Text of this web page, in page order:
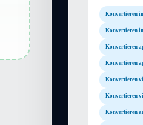
Konvertieren
Konvertieren
Konvertieren
Konvertieren
Konvertieren
Konvertieren
Konvertieren